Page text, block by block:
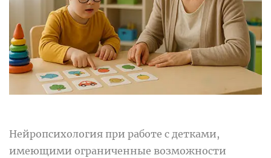
Нейропсихология при работе с детками,
имеющими ограниченные возможности